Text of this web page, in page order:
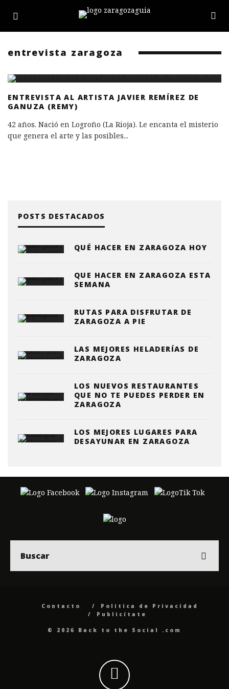
entrevista zaragoza
ENTREVISTA AL ARTISTA JAVIER REMÍREZ DE
GANUZA (REMY)
42 años. Nació en Logroño (La Rioja). Le encanta el misterio
que genera el arte y las posibles...
POSTS DESTACADOS
QUÉ HACER EN ZARAGOZA HOY
QUE HACER EN ZARAGOZA ESTA
SEMANA
RUTAS PARA DISFRUTAR DE
ZARAGOZA A PIE
LAS MEJORES HELADERÍAS DE
ZARAGOZA
LOS NUEVOS RESTAURANTES
QUE NO TE PUEDES PERDER EN
ZARAGOZA
LOS MEJORES LUGARES PARA
DESAYUNAR EN ZARAGOZA
Contacto
Politica de Privacidad
Publicítate
© 2026 Back to the Social .com